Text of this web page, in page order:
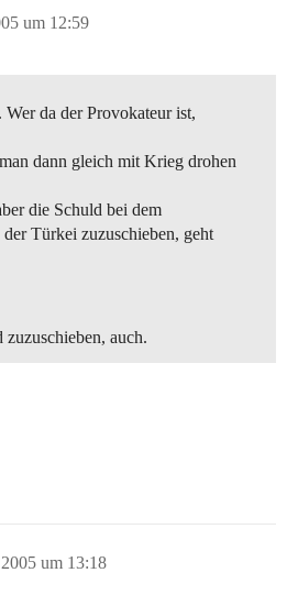
um 12:59
da der Provokateur ist,
dann gleich mit Krieg drohen
die Schuld bei dem
Türkei zuzuschieben, geht
auch.
um 13:18